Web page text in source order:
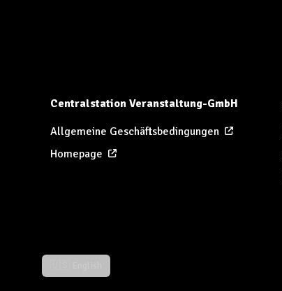
Centralstation Veranstaltung-GmbH
Allgemeine Geschäftsbedingungen
Homepage